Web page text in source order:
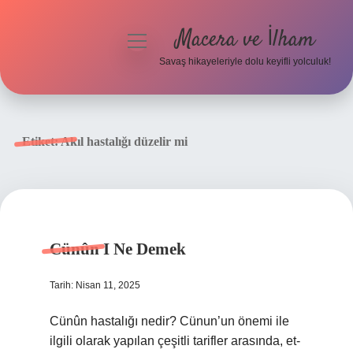
menüyüMacera ve İlham
Savaş hikayeleriyle dolu keyifli yolculuk!
Etiket:Akıl hastalığı düzelir mi
Cünûn I Ne Demek
Tarih: Nisan 11, 2025
Cünûn hastalığı nedir? Cünun’un önemi ile
ilgili olarak yapılan çeşitli tarifler arasında, et-